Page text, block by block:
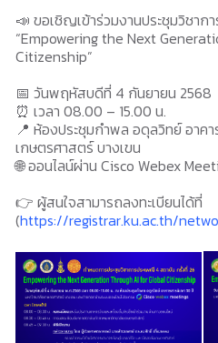
📣 ขอเชิญเข้าร่วมงานประชุมวิชา
“Empowering the Next
Citizenship”
📅 วันพฤหัสบดีที่ 4 กันยายน 2568
⏰ เวลา 08.00 – 15.00 น.
📍 ห้องประชุมกำพล อดุลวิทย์ อาค
เกษตรศาสตร์ บางเขน
🌐 ออนไลน์ผ่าน Cisco Webex
👉 ผู้สนใจสามารถลงทะเบียนได้ที่
(https://registrar.ku.ac.th/